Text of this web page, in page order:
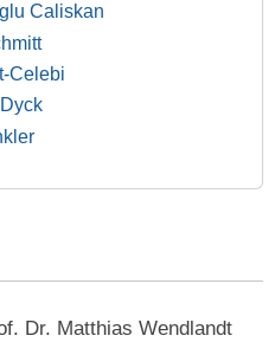
Caliskan
Celebi
Dr. Matthias Wendlandt